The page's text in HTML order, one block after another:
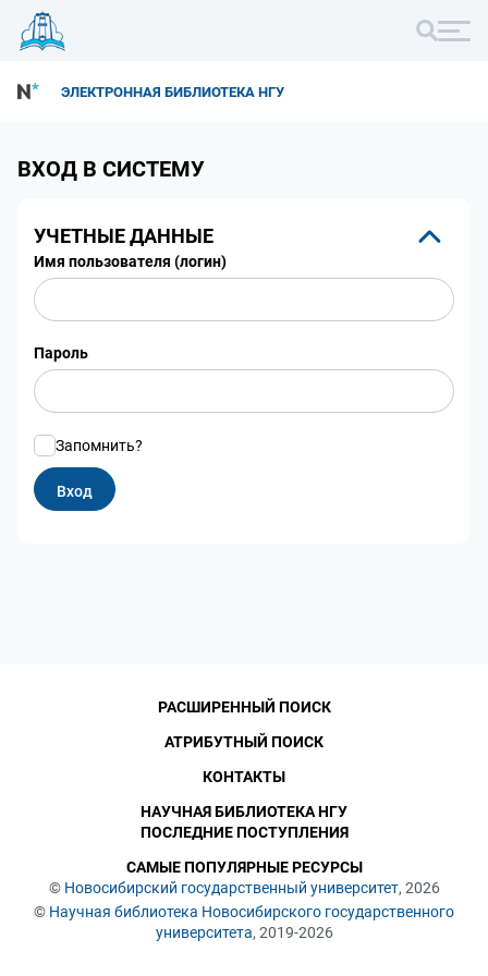
ЭЛЕКТРОННАЯ БИБЛИОТЕКА НГУ
ВХОД В СИСТЕМУ
УЧЕТНЫЕ ДАННЫЕ
Имя пользователя (логин)
Пароль
Запомнить?
© Новосибирский государственный университет, 2026
© Научная библиотека Новосибирского государственного
университета, 2019-2026
РАСШИРЕННЫЙ ПОИСК
АТРИБУТНЫЙ ПОИСК
КОНТАКТЫ
НАУЧНАЯ БИБЛИОТЕКА НГУ
ПОСЛЕДНИЕ ПОСТУПЛЕНИЯ
САМЫЕ ПОПУЛЯРНЫЕ РЕСУРСЫ